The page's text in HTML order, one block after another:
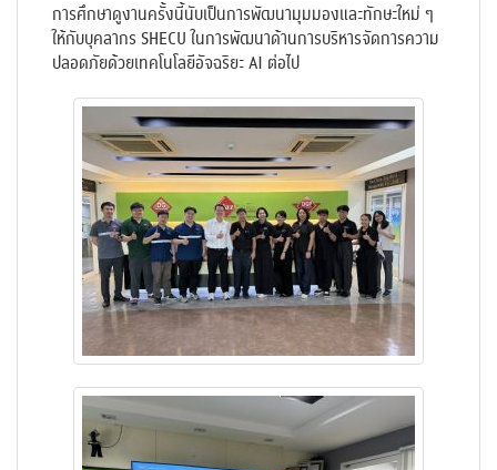
การศึกษาดูงานครั้งนี้นับเป็นการพัฒนามุมมองและทักษะใหม่ ๆ
ให้กับบุคลากร SHECU ในการพัฒนาด้านการบริหารจัดการความ
ปลอดภัยด้วยเทคโนโลยีอัจฉริยะ AI ต่อไป